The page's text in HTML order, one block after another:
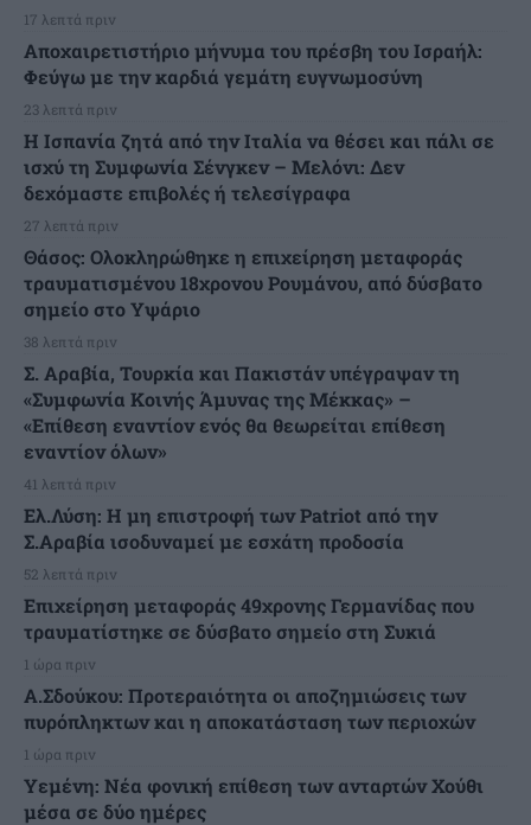
17 λεπτά πριν
Αποχαιρετιστήριο μήνυμα του πρέσβη του Ισραήλ:
Φεύγω με την καρδιά γεμάτη ευγνωμοσύνη
23 λεπτά πριν
H Ισπανία ζητά από την Ιταλία να θέσει και πάλι σε
ισχύ τη Συμφωνία Σένγκεν – Μελόνι: Δεν
δεχόμαστε επιβολές ή τελεσίγραφα
27 λεπτά πριν
Θάσος: Ολοκληρώθηκε η επιχείρηση μεταφοράς
τραυματισμένου 18χρονου Ρουμάνου, από δύσβατο
σημείο στο Υψάριο
38 λεπτά πριν
Σ. Αραβία, Τουρκία και Πακιστάν υπέγραψαν τη
«Συμφωνία Κοινής Άμυνας της Μέκκας» –
«Επίθεση εναντίον ενός θα θεωρείται επίθεση
εναντίον όλων»
41 λεπτά πριν
Ελ.Λύση: Η μη επιστροφή των Patriot από την
Σ.Αραβία ισοδυναμεί με εσχάτη προδοσία
52 λεπτά πριν
Επιχείρηση μεταφοράς 49χρονης Γερμανίδας που
τραυματίστηκε σε δύσβατο σημείο στη Συκιά
1 ώρα πριν
Α.Σδούκου: Προτεραιότητα οι αποζημιώσεις των
πυρόπληκτων και η αποκατάσταση των περιοχών
1 ώρα πριν
Υεμένη: Νέα φονική επίθεση των ανταρτών Χούθι
μέσα σε δύο ημέρες